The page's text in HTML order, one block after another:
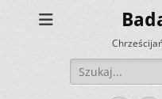
Szukaj: